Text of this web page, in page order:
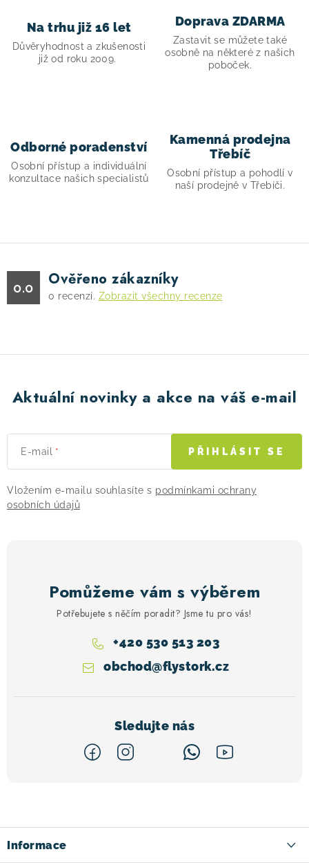
v
p
s
Na trhu již 16 let
Důvěryhodnost a zkušenosti
již od roku 2009.
Doprava ZDARMA
Zastavit se můžete také
osobně na některé z našich
poboček.
Odborné poradenství
Osobní přístup a individuální
konzultace našich specialistů
Kamenná prodejna
Třebíč
Osobní přístup a pohodlí v
naší prodejně v Třebíči.
0.0 Ověřeno zákazníky
0 recenzí. Zobrazit všechny recenze
Aktuální novinky a akce na váš e-mail
E-mail
Vložením e-mailu souhlasíte s podmínkami ochrany
osobních údajů
PŘIHLÁSIT SE
Pomůžeme vám s výběrem
Potřebujete s něčím poradit? Jsme tu pro vás!
obchod@flystork.cz
+420 530 513 203
p
aInformace